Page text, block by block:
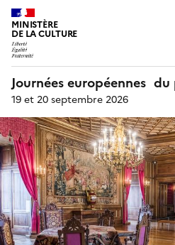
MINISTÈRE
DE LA CULTURE
Journées européennes
19 et 20 septembre 2026